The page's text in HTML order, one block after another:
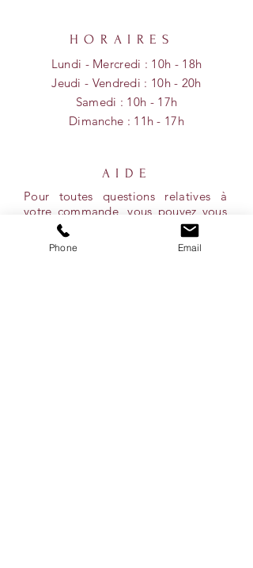
HORAIRES
Lundi - Mercredi : 10h - 18h
​​Jeudi - Vendredi : 10h - 20h
​Samedi : 10h - 17h
Dimanche : 11h - 17h
AIDE
Pour toutes questions relatives à
votre commande, vous pouvez vous
référer à notre onglet ''Conditions''
ou simplement nous contacter par
courriel, par téléphone ou via nos
Phone Email